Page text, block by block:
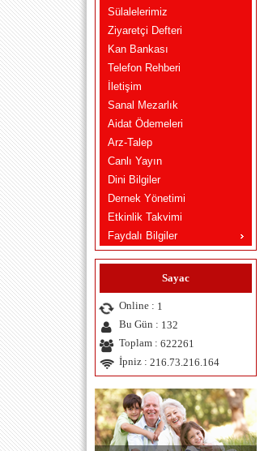
Sülalelerimiz
Ziyaretçi Defteri
Kan Bankası
Telefon Rehberi
İletişim
Sanal Mezarlık
Aidat Ödemeleri
Arz-Talep
Canlı Yayın
Dini Bilgiler
Dernek Yönetimi
Etkinlik Takvimi
Faydalı Bilgiler
Sayac
Online : 1
Bu Gün : 132
Toplam : 622261
İpniz : 216.73.216.164